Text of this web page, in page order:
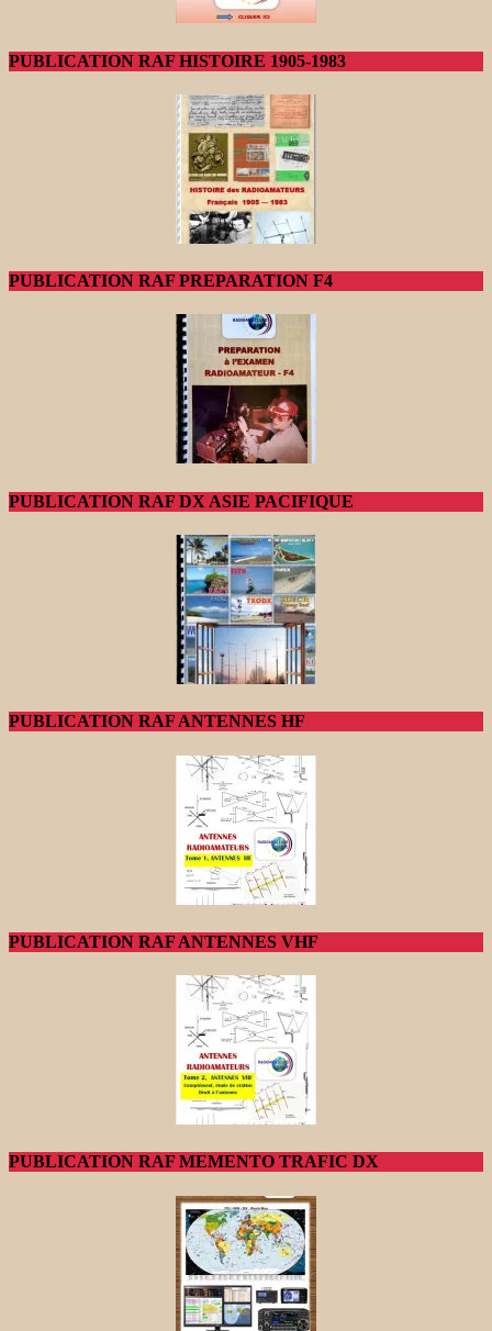
PUBLICATION RAF HISTOIRE 1905-1983
PUBLICATION RAF PREPARATION F4
PUBLICATION RAF DX ASIE PACIFIQUE
PUBLICATION RAF ANTENNES HF
PUBLICATION RAF ANTENNES VHF
PUBLICATION RAF MEMENTO TRAFIC DX